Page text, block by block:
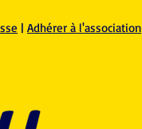
| Adhérer à l'association